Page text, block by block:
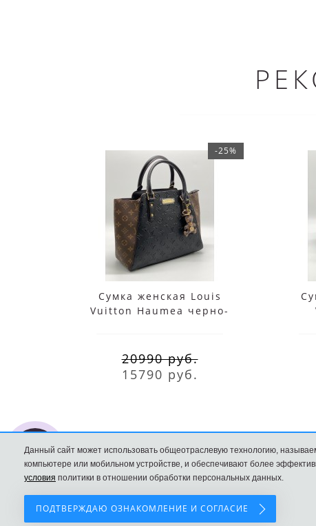
-25%
Сумка женская Louis
Vuitton Haumea черно-
20990 руб.
15790 руб.
Данный сайт может использовать общеотраслевую технологию,
компьютере или мобильном устройстве, и обеспечивают более
условия политики в отношении обработки персональных данных.
ПОДТВЕРЖДАЮ ОЗНАКОМЛЕНИЕ И СОГЛАСИЕ